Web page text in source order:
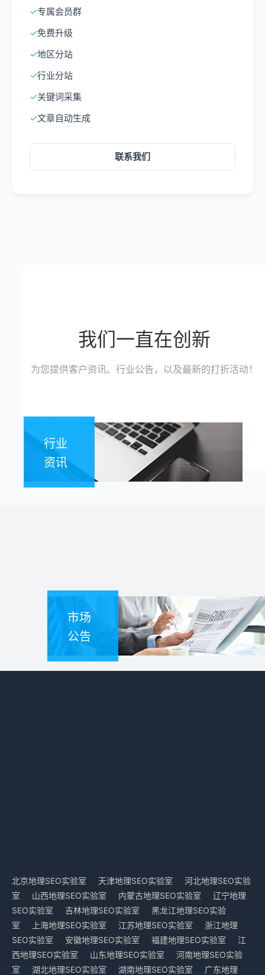
✓专属会员群
✓免费升级
✓地区分站
✓行业分站
✓关键词采集
✓文章自动生成
联系我们
我们一直在创新
为您提供客户资讯、行业公告，以及最新的打折活动！
行业
资讯
市场
公告
北京地理SEO实验室 天津地理SEO实验室
河北地理SEO实验
室
山西地理SEO实验室 内蒙古地理SEO实验室
辽宁地理
SEO实验室
吉林地理SEO实验室
黑龙江地理SEO实验
室
上海地理SEO实验室 江苏地理SEO实验室
浙江地理
SEO实验室
安徽地理SEO实验室 福建地理SEO实验室
江
西地理SEO实验室
山东地理SEO实验室
河南地理SEO实验
室
湖北地理SEO实验室 湖南地理SEO实验室
广东地理